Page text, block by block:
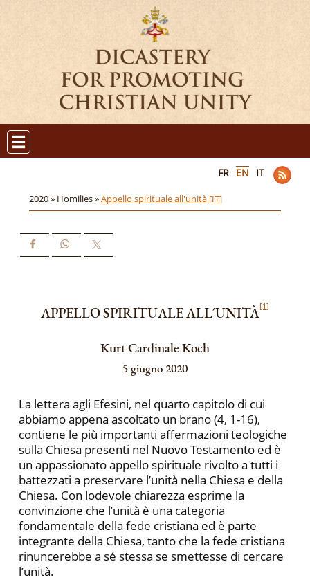
FR EN IT
2020 » Homilies »Appello spirituale all'unità [IT]
APPELLO SPIRITUALE ALL´UNITÀ[1]
Kurt Cardinale Koch
5 giugno 2020
La lettera agli Efesini, nel quarto capitolo di cui
abbiamo appena ascoltato un brano (4, 1-16),
contiene le più importanti affermazioni teologiche
sulla Chiesa presenti nel Nuovo Testamento ed è
un appassionato appello spirituale rivolto a tutti i
battezzati a preservare l’unità nella Chiesa e della
Chiesa. Con lodevole chiarezza esprime la
convinzione che l’unità è una categoria
fondamentale della fede cristiana ed è parte
integrante della Chiesa, tanto che la fede cristiana
rinuncerebbe a sé stessa se smettesse di cercare
l’unità.